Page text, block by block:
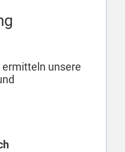
unsere